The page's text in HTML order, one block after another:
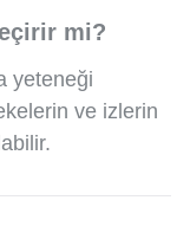
mi?
yeteneği
ve izlerin